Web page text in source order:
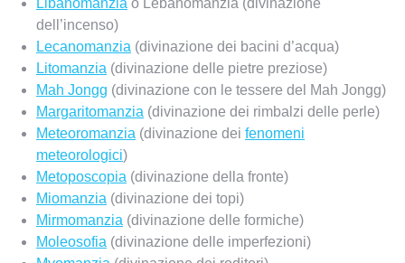
Libanomanzia o Lebanomanzia (divinazione
dell’incenso)
Lecanomanzia (divinazione dei bacini d’acqua)
Litomanzia (divinazione delle pietre preziose)
Mah Jongg (divinazione con le tessere del Mah Jongg)
Margaritomanzia (divinazione dei rimbalzi delle perle)
Meteoromanzia (divinazione dei fenomeni
meteorologici)
Metoposcopia (divinazione della fronte)
Miomanzia (divinazione dei topi)
Mirmomanzia (divinazione delle formiche)
Moleosofia (divinazione delle imperfezioni)